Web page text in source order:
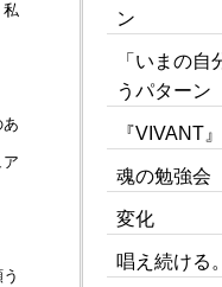
私
ン
「いまの
うパターン
『VIVANT
魂の勉強会
変化
唱え続ける。